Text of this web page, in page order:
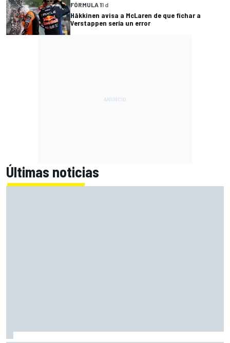
FÓRMULA 11 d
Häkkinen avisa a McLaren de que fichar a
Verstappen sería un error
Últimas noticias